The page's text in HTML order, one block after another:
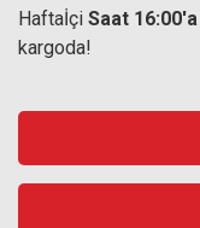
Haftaİçi Saat 16:00'a
kargoda!